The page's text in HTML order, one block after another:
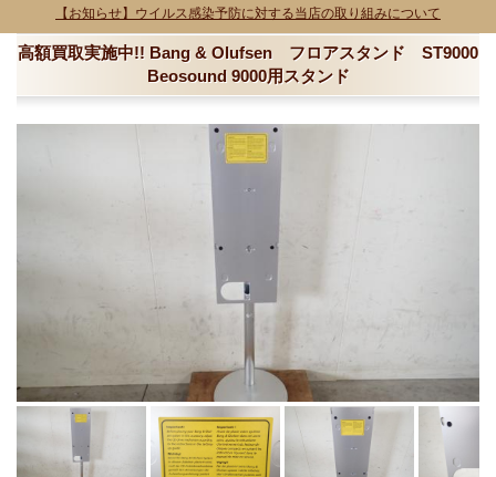
【お知らせ】ウイルス感染予防に対する当店の取り組みについて
高額買取実施中!! Bang & Olufsen フロアスタンド ST9000
Beosound 9000用スタンド